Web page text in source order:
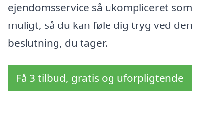
ejendomsservice så ukompliceret som
muligt, så du kan føle dig tryg ved den
beslutning, du tager.
Få 3 tilbud, gratis og uforpligtende